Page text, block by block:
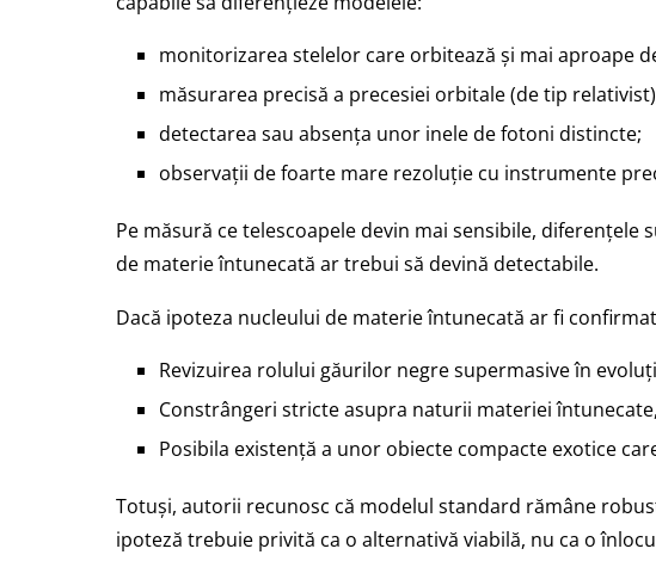
monitorizarea stelelor care orbitează și mai aproape
măsurarea precisă a precesiei orbitale (de tip
detectarea sau absența unor inele de fotoni distincte;
observații de foarte mare rezoluție cu instrumente
Pe măsură ce telescoapele devin mai sensibile,
de materie întunecată ar trebui să devină detectabile.
Dacă ipoteza nucleului de materie întunecată ar fi
Revizuirea rolului găurilor negre supermasive în
Constrângeri stricte asupra naturii materiei
Posibila existență a unor obiecte compacte exotice
Totuși, autorii recunosc că modelul standard rămâne
ipoteză trebuie privită ca o alternativă viabilă, nu ca o